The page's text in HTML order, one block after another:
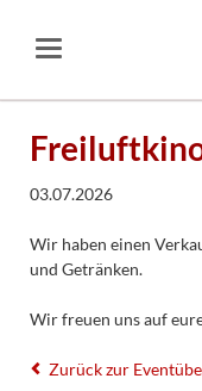
03.07.2026
Wir haben einen
und Getränken.
Wir freuen uns auf
Zurück zur